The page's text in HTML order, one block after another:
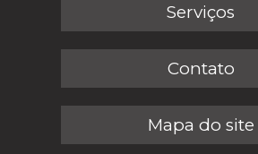
Serviços
Contato
Mapa do site